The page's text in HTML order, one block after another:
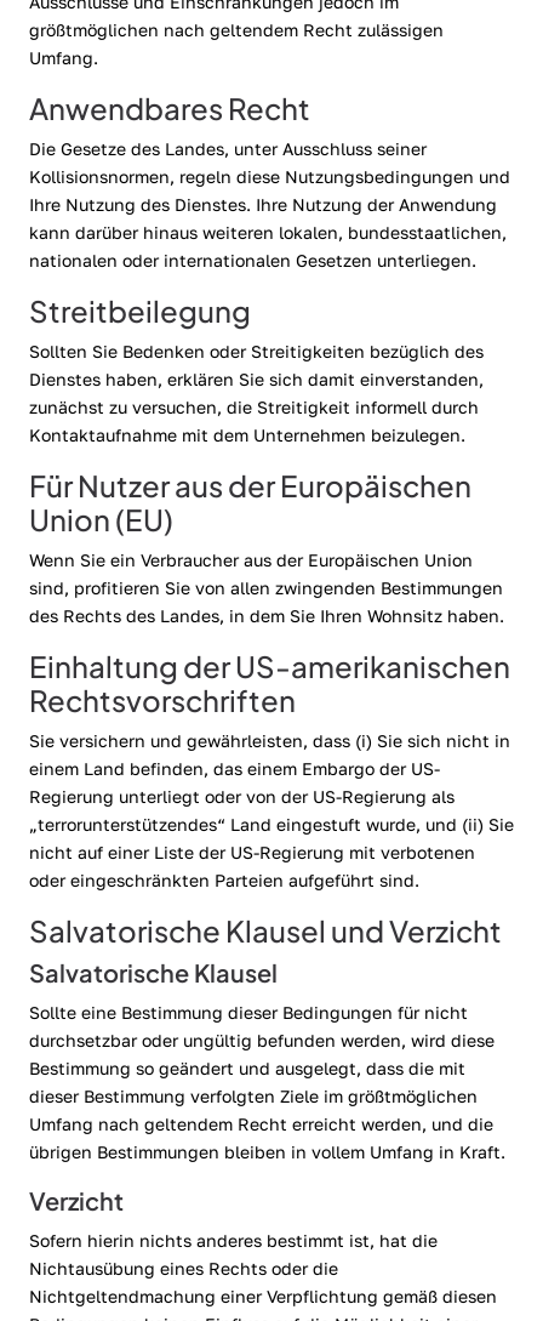
größtmöglichen nach geltendem Recht zulässigen
Umfang.
Anwendbares Recht
Die Gesetze des Landes, unter Ausschluss seiner
Kollisionsnormen, regeln diese Nutzungsbedingungen und
Ihre Nutzung des Dienstes. Ihre Nutzung der Anwendung
kann darüber hinaus weiteren lokalen, bundesstaatlichen,
nationalen oder internationalen Gesetzen unterliegen.
Streitbeilegung
Sollten Sie Bedenken oder Streitigkeiten bezüglich des
Dienstes haben, erklären Sie sich damit einverstanden,
zunächst zu versuchen, die Streitigkeit informell durch
Kontaktaufnahme mit dem Unternehmen beizulegen.
Für Nutzer aus der Europäischen
Union (EU)
Wenn Sie ein Verbraucher aus der Europäischen Union
sind, profitieren Sie von allen zwingenden Bestimmungen
des Rechts des Landes, in dem Sie Ihren Wohnsitz haben.
Einhaltung der US-amerikanischen
Rechtsvorschriften
Sie versichern und gewährleisten, dass (i) Sie sich nicht in
einem Land befinden, das einem Embargo der US-
Regierung unterliegt oder von der US-Regierung als
„terrorunterstützendes“ Land eingestuft wurde, und (ii) Sie
nicht auf einer Liste der US-Regierung mit verbotenen
oder eingeschränkten Parteien aufgeführt sind.
Salvatorische Klausel und Verzicht
Salvatorische Klausel
Sollte eine Bestimmung dieser Bedingungen für nicht
durchsetzbar oder ungültig befunden werden, wird diese
Bestimmung so geändert und ausgelegt, dass die mit
dieser Bestimmung verfolgten Ziele im größtmöglichen
Umfang nach geltendem Recht erreicht werden, und die
übrigen Bestimmungen bleiben in vollem Umfang in Kraft.
Verzicht
Sofern hierin nichts anderes bestimmt ist, hat die
Nichtausübung eines Rechts oder die
Nichtgeltendmachung einer Verpflichtung gemäß diesen